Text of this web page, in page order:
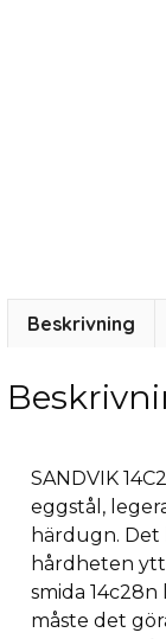
Beskrivning
SANDVIK
eggstål,
härdugn. Det
hårdheten
smida
måste det